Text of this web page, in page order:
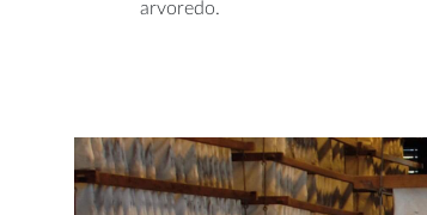
arvoredo.